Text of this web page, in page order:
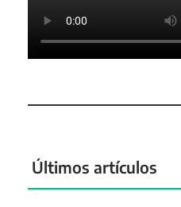
Últimos artículos